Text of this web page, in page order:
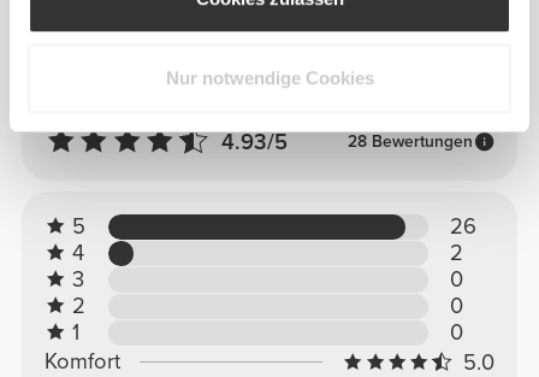
Nur notwendige Cookies
4.93/5 28 Bewertungen
5
26
4
2
3
0
2
0
1
0
Komfort
5.0